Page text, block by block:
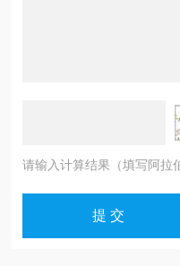
请输入计算结果（填写阿拉